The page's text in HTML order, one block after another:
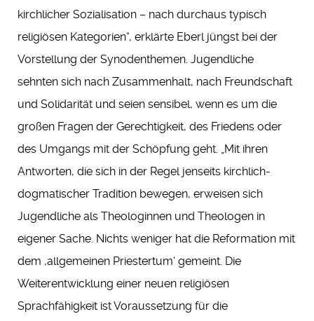
kirchlicher Sozialisation – nach durchaus typisch
religiösen Kategorien“, erklärte Eberl jüngst bei der
Vorstellung der Synodenthemen. Jugendliche
sehnten sich nach Zusammenhalt, nach Freundschaft
und Solidarität und seien sensibel, wenn es um die
großen Fragen der Gerechtigkeit, des Friedens oder
des Umgangs mit der Schöpfung geht. „Mit ihren
Antworten, die sich in der Regel jenseits kirchlich-
dogmatischer Tradition bewegen, erweisen sich
Jugendliche als Theologinnen und Theologen in
eigener Sache. Nichts weniger hat die Reformation mit
dem ,allgemeinen Priestertum‘ gemeint. Die
Weiterentwicklung einer neuen religiösen
Sprachfähigkeit ist Voraussetzung für die